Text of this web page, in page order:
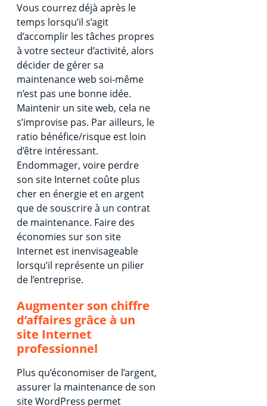
Vous courrez déjà après le
temps lorsqu’il s’agit
d’accomplir les tâches propres
à votre secteur d’activité, alors
décider de gérer sa
maintenance web soi-même
n’est pas une bonne idée.
Maintenir un site web, cela ne
s’improvise pas. Par ailleurs, le
ratio bénéfice/risque est loin
d’être intéressant.
Endommager, voire perdre
son site Internet coûte plus
cher en énergie et en argent
que de souscrire à un contrat
de maintenance. Faire des
économies sur son site
Internet est inenvisageable
lorsqu’il représente un pilier
de l’entreprise.
Augmenter son chiffre
d’affaires grâce à un
site Internet
professionnel
Plus qu’économiser de l’argent,
assurer la maintenance de son
site WordPress permet